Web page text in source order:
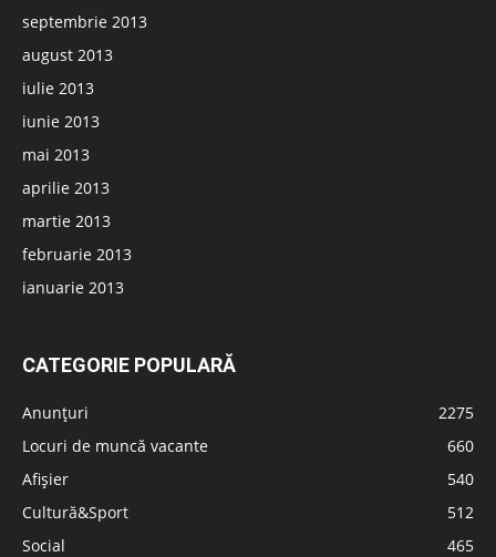
septembrie 2013
august 2013
iulie 2013
iunie 2013
mai 2013
aprilie 2013
martie 2013
februarie 2013
ianuarie 2013
CATEGORIE POPULARĂ
Anunțuri
2275
Locuri de muncă vacante
660
Afișier
540
Cultură&Sport
512
Social
465